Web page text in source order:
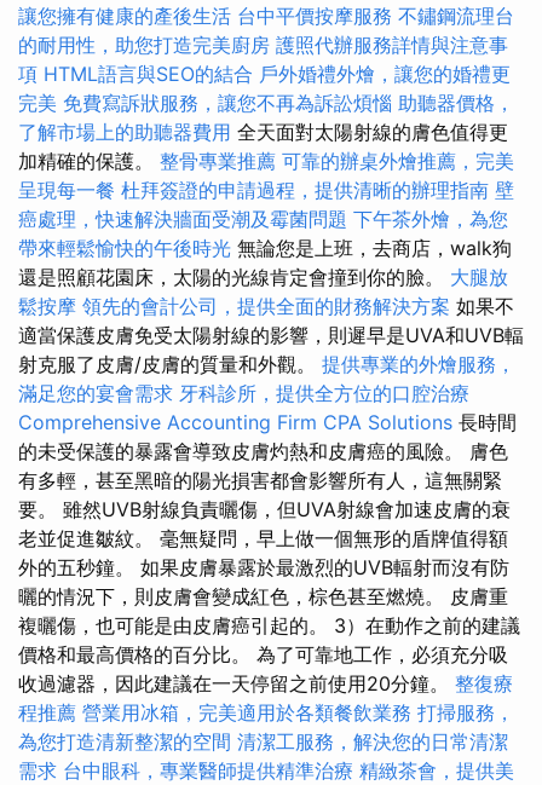
讓您擁有健康的產後生活 台中平價按摩服務 不鏽鋼流理台
的耐用性，助您打造完美廚房 護照代辦服務詳情與注意事
項 HTML語言與SEO的結合 戶外婚禮外燴，讓您的婚禮更
完美 免費寫訴狀服務，讓您不再為訴訟煩惱 助聽器價格，
了解市場上的助聽器費用 全天面對太陽射線的膚色值得更
加精確的保護。 整骨專業推薦 可靠的辦桌外燴推薦，完美
呈現每一餐 杜拜簽證的申請過程，提供清晰的辦理指南 壁
癌處理，快速解決牆面受潮及霉菌問題 下午茶外燴，為您
帶來輕鬆愉快的午後時光 無論您是上班，去商店，walk狗
還是照顧花園床，太陽的光線肯定會撞到你的臉。 大腿放
鬆按摩 領先的會計公司，提供全面的財務解決方案 如果不
適當保護皮膚免受太陽射線的影響，則遲早是UVA和UVB輻
射克服了皮膚/皮膚的質量和外觀。 提供專業的外燴服務，
滿足您的宴會需求 牙科診所，提供全方位的口腔治療
Comprehensive Accounting Firm CPA Solutions 長時間
的未受保護的暴露會導致皮膚灼熱和皮膚癌的風險。 膚色
有多輕，甚至黑暗的陽光損害都會影響所有人，這無關緊
要。 雖然UVB射線負責曬傷，但UVA射線會加速皮膚的衰
老並促進皺紋。 毫無疑問，早上做一個無形的盾牌值得額
外的五秒鐘。 如果皮膚暴露於最激烈的UVB輻射而沒有防
曬的情況下，則皮膚會變成紅色，棕色甚至燃燒。 皮膚重
複曬傷，也可能是由皮膚癌引起的。 3）在動作之前的建議
價格和最高價格的百分比。 為了可靠地工作，必須充分吸
收過濾器，因此建議在一天停留之前使用20分鐘。 整復療
程推薦 營業用冰箱，完美適用於各類餐飲業務 打掃服務，
為您打造清新整潔的空間 清潔工服務，解決您的日常清潔
需求 台中眼科，專業醫師提供精準治療 精緻茶會，提供美